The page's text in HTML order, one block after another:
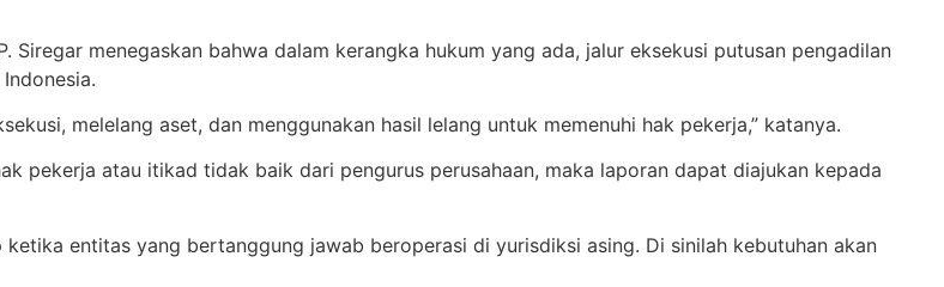
Siregar menegaskan bahwa dalam kerangka hukum yang ada, jalur eksekusi putusan pengadilan
melelang aset, dan menggunakan hasil lelang untuk memenuhi hak pekerja,” katanya.
pekerja atau itikad tidak baik dari pengurus perusahaan, maka laporan dapat diajukan kepada
entitas yang bertanggung jawab beroperasi di yurisdiksi asing. Di sinilah kebutuhan akan